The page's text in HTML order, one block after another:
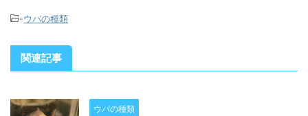
-ウパの種類
関連記事
ウパの種類